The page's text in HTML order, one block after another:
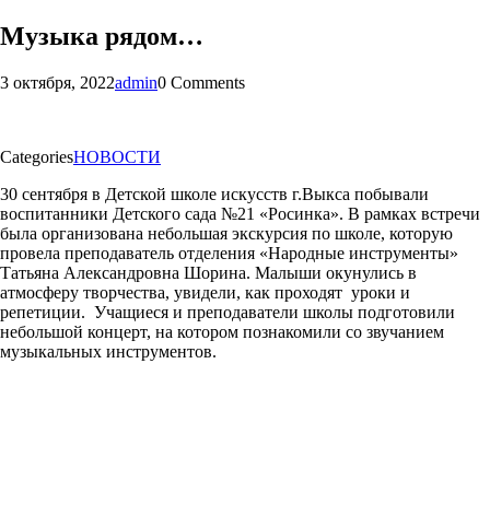
Музыка рядом…
3 октября, 2022admin0 Comments
CategoriesНОВОСТИ
30 сентября в Детской школе искусств г.Выкса побывали
воспитанники Детского сада №21 «Росинка». В рамках встречи
была организована небольшая экскурсия по школе, которую
провела преподаватель отделения «Народные инструменты»
Татьяна Александровна Шорина. Малыши окунулись в
атмосферу творчества, увидели, как проходят уроки и
репетиции. Учащиеся и преподаватели школы подготовили
небольшой концерт, на котором познакомили со звучанием
музыкальных инструментов.